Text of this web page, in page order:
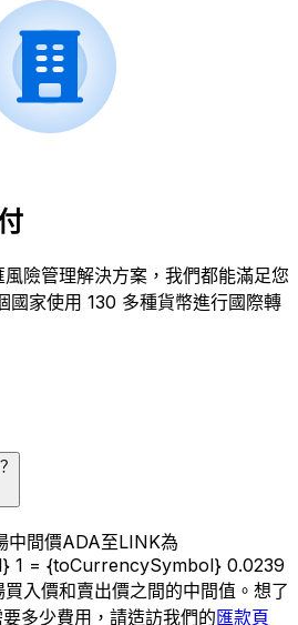
險管理解決方案，我們都能滿足您
國家使用 130 多種貨幣進行國際轉
間價ADA至LINK為
1 = {toCurrencySymbol} 0.0239
入價和賣出價之間的中間值。想了
多少費用，請造訪我們的匯款頁